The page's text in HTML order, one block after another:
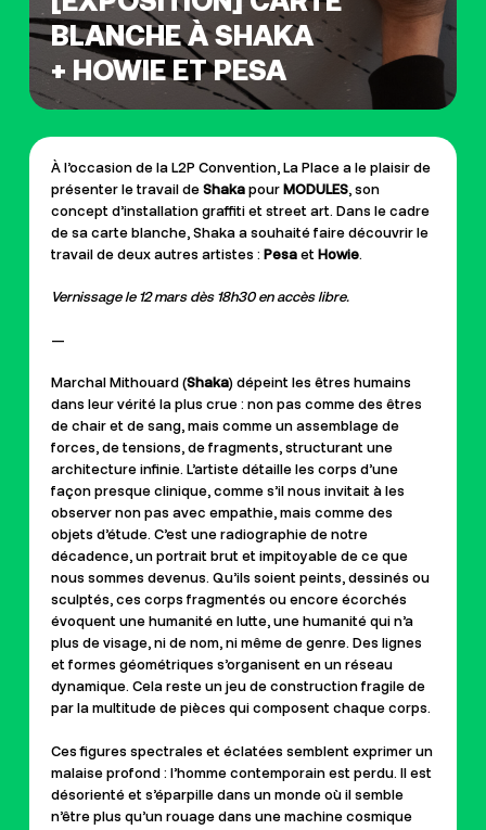
BLANCHE À SHAKA
+ HOWIE ET PESA
À l’occasion de la L2P Convention, La Place a le plaisir de
présenter le travail de Shakapour MODULES, son
concept d’installation graffiti et street art. Dans le cadre
de sa carte blanche, Shaka a souhaité faire découvrir le
travail de deux autres artistes : Pesaet Howie.
Vernissage le 12 mars dès 18h30 en accès libre.
—
Marchal Mithouard (Shaka) dépeint les êtres humains
dans leur vérité la plus crue : non pas comme des êtres
de chair et de sang, mais comme un assemblage de
forces, de tensions, de fragments, structurant une
architecture infinie. L’artiste détaille les corps d’une
façon presque clinique, comme s’il nous invitait à les
observer non pas avec empathie, mais comme des
objets d’étude. C’est une radiographie de notre
décadence, un portrait brut et impitoyable de ce que
nous sommes devenus. Qu’ils soient peints, dessinés ou
sculptés, ces corps fragmentés ou encore écorchés
évoquent une humanité en lutte, une humanité qui n’a
plus de visage, ni de nom, ni même de genre. Des lignes
et formes géométriques s’organisent en un réseau
dynamique. Cela reste un jeu de construction fragile de
par la multitude de pièces qui composent chaque corps.
Ces figures spectrales et éclatées semblent exprimer un
malaise profond : l’homme contemporain est perdu. Il est
désorienté et s’éparpille dans un monde où il semble
n’être plus qu’un rouage dans une machine cosmique